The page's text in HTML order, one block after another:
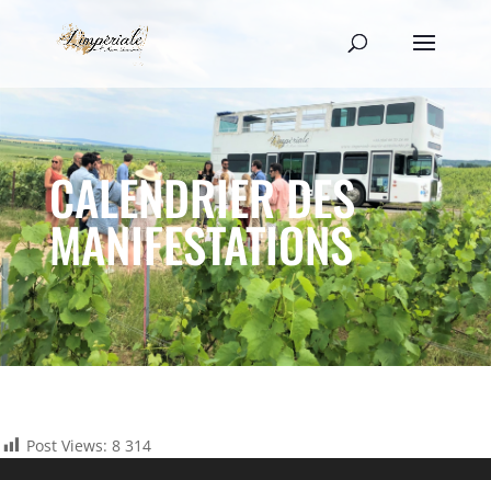
CALENDRIER DES
MANIFESTATIONS
Post Views: 8 314